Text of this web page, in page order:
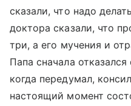
сказали, что надо
доктора сказали, что
три, а его мучения и
Папа сначала
когда передумал,
настоящий момент